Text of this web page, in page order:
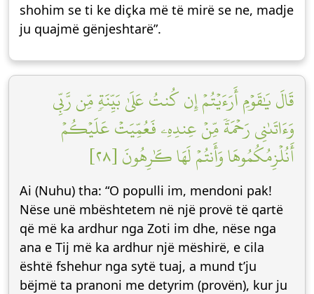
shohim se ti ke diçka më të mirë se ne, madje
ju quajmë gënjeshtarë”.
قَالَ يَٰقَوۡمِ أَرَءَيۡتُمۡ إِن كُنتُ عَلَىٰ بَيِّنَةٖ مِّن رَّبِّي
وَءَاتَىٰنِي رَحۡمَةٗ مِّنۡ عِندِهِۦ فَعُمِّيَتۡ عَلَيۡكُمۡ
أَنُلۡزِمُكُمُوهَا وَأَنتُمۡ لَهَا كَٰرِهُونَ [٢٨]
Ai (Nuhu) tha: “O populli im, mendoni pak!
Nëse unë mbështetem në një provë të qartë
që më ka ardhur nga Zoti im dhe, nëse nga
ana e Tij më ka ardhur një mëshirë, e cila
është fshehur nga sytë tuaj, a mund t’ju
bëjmë ta pranoni me detyrim (provën), kur ju